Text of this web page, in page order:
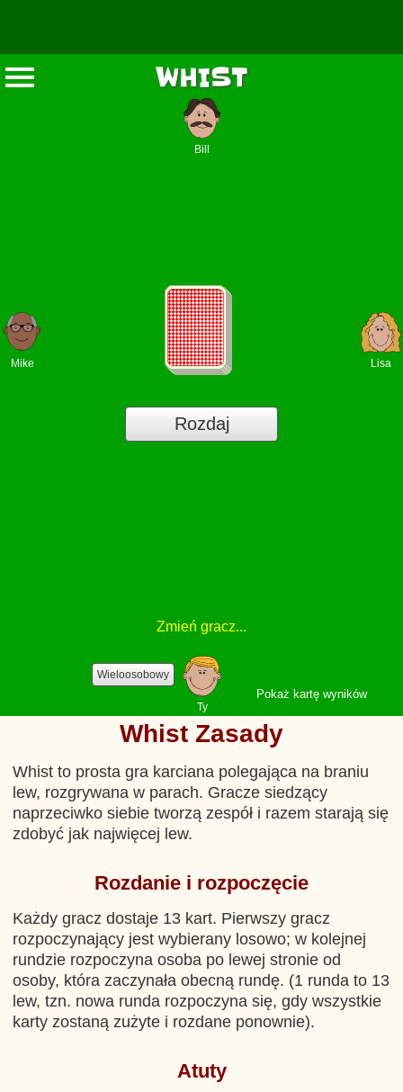
WHIST
Mike Lisa
Bill
Ty
Zmień gracz...
Rozdaj
Pokaż kartę wyników
Wieloosobowy
Whist Zasady
Whist to prosta gra karciana polegająca na braniu
lew, rozgrywana w parach. Gracze siedzący
naprzeciwko siebie tworzą zespół i razem starają się
zdobyć jak najwięcej lew.
Rozdanie i rozpoczęcie
Każdy gracz dostaje 13 kart. Pierwszy gracz
rozpoczynający jest wybierany losowo; w kolejnej
rundzie rozpoczyna osoba po lewej stronie od
osoby, która zaczynała obecną rundę. (1 runda to 13
lew, tzn. nowa runda rozpoczyna się, gdy wszystkie
karty zostaną zużyte i rozdane ponownie).
Atuty